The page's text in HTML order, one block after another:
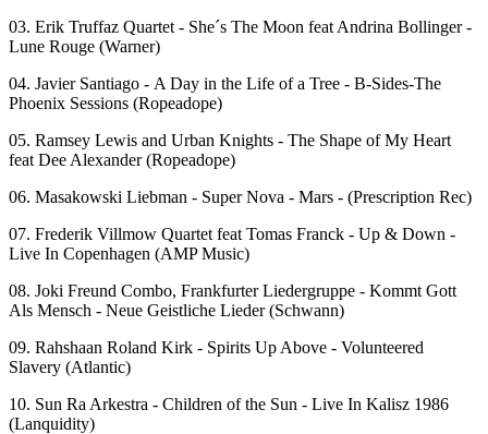
03. Erik Truffaz Quartet - She´s The Moon feat Andrina Bollinger -
Lune Rouge (Warner)
04. Javier Santiago - A Day in the Life of a Tree - B-Sides-The
Phoenix Sessions (Ropeadope)
05. Ramsey Lewis and Urban Knights - The Shape of My Heart
feat Dee Alexander (Ropeadope)
06. Masakowski Liebman - Super Nova - Mars - (Prescription Rec)
07. Frederik Villmow Quartet feat Tomas Franck - Up & Down -
Live In Copenhagen (AMP Music)
08. Joki Freund Combo, Frankfurter Liedergruppe - Kommt Gott
Als Mensch - Neue Geistliche Lieder (Schwann)
09. Rahshaan Roland Kirk - Spirits Up Above - Volunteered
Slavery (Atlantic)
10. Sun Ra Arkestra - Children of the Sun - Live In Kalisz 1986
(Lanquidity)